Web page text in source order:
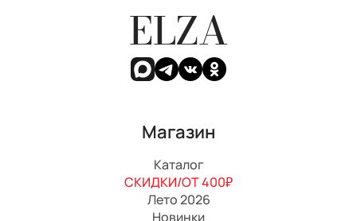
ELZA
Магазин
Каталог
СКИДКИ/ОТ 400₽
Лето 2026
Новинки